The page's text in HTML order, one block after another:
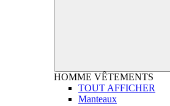
HOMME VÊTEMENTS
TOUT AFFICHER
Manteaux